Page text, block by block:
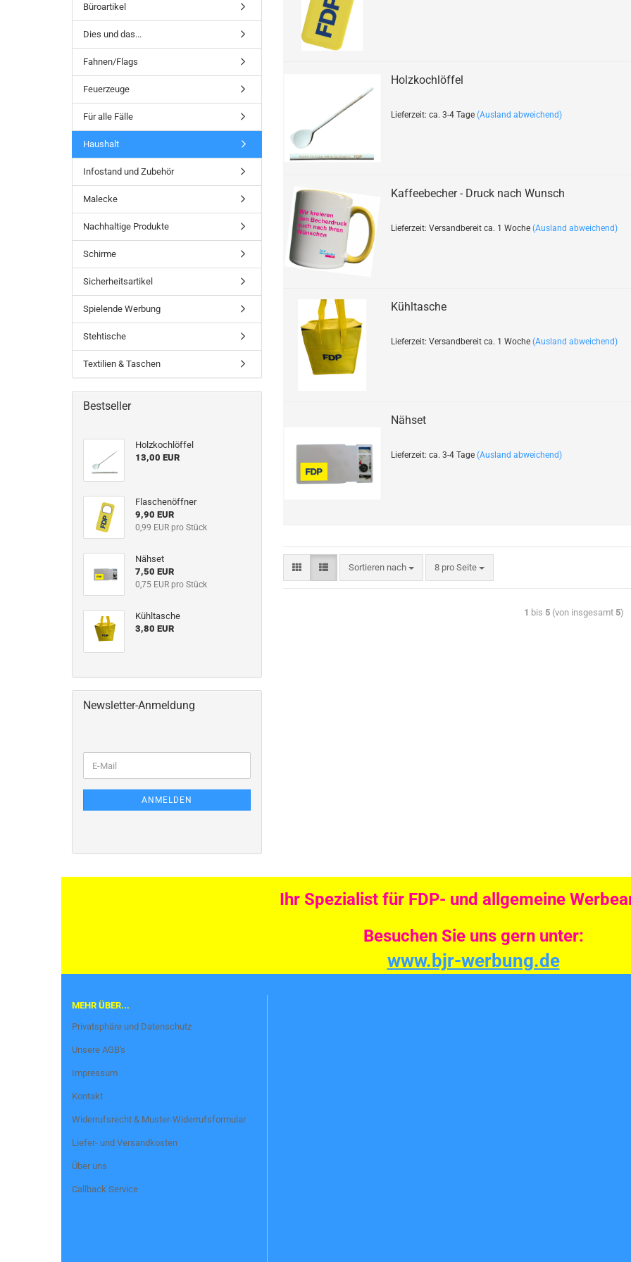
Holzkochlöffel
Lieferzeit: ca. 3-4 Tage (Ausland abweichend)
Kaffeebecher - Druck nach Wunsch
Lieferzeit: Versandbereit ca. 1 Woche (Ausland abweichend)
Kühltasche
Lieferzeit: Versandbereit ca. 1 Woche (Ausland abweichend)
Nähset
Lieferzeit: ca. 3-4 Tage (Ausland abweichend)
Sortieren nach 8 pro Seite
1 bis 5(von insgesamt 5)
Büroartikel
Dies und das...
Fahnen/Flags
Feuerzeuge
Für alle Fälle
Haushalt
Infostand und Zubehör
Malecke
Nachhaltige Produkte
Schirme
Sicherheitsartikel
Spielende Werbung
Stehtische
Textilien & Taschen
Bestseller
Holzkochlöffel
13,00 EUR
Flaschenöffner
9,90 EUR
0,99 EUR pro Stück
Nähset
7,50 EUR
0,75 EUR pro Stück
Kühltasche
3,80 EUR
Newsletter-Anmeldung
ANMELDEN
Ihr Spezialist für FDP- und allgemeine
Besuchen Sie uns gern unter:
www.bjr-werbung.de
MEHR ÜBER...
Privatsphäre und Datenschutz
Unsere AGB's
Impressum
Kontakt
Widerrufsrecht & Muster-Widerrufsformular
Liefer- und Versandkosten
Über uns
Callback Service